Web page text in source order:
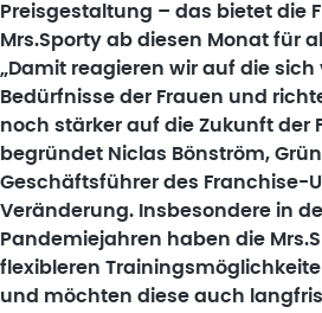
Preisgestaltung – das bietet die
Mrs.Sporty ab diesen Monat für
„Damit reagieren wir auf die
Bedürfnisse der Frauen und
noch stärker auf die Zukunft der
begründet Niclas Bönström,
Geschäftsführer des Franchise-
Veränderung. Insbesondere in
Pandemiejahren haben die
flexibleren
und möchten diese auch